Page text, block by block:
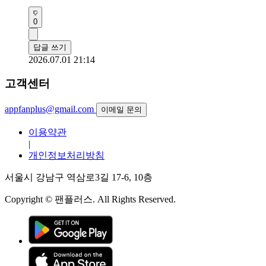
0
답글 쓰기
2026.07.01 21:14
고객센터
appfanplus@gmail.com 이메일 문의
이용약관
|
개인정보처리방침
서울시 강남구 역삼로3길 17-6, 10층
Copyright © 팬플러스. All Rights Reserved.